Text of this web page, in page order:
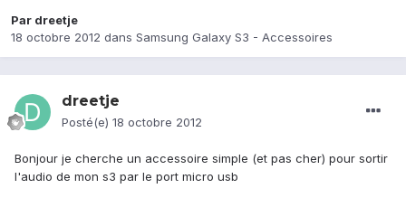
Par dreetje
18 octobre 2012 dans Samsung Galaxy S3 - Accessoires
dreetje
Posté(e) 18 octobre 2012
Bonjour je cherche un accessoire simple (et pas cher) pour sortir
l'audio de mon s3 par le port micro usb